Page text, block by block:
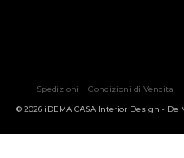
Spedizioni Condizioni di Vendita
© 2026 iDEMA CASA Interior Design - De